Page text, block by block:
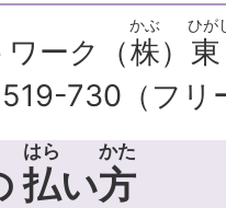
ーク（株
かぶ
）
ひが
730（フリ
払
はら
い方
かた